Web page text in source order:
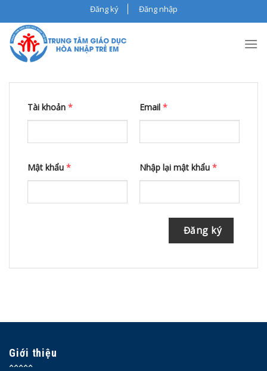
to
content
Đăng ký Đăng nhập
Tài khoản *
Mật khẩu *
Email *
Nhập lại mật khẩu *
Đăng ký
Giới thiệu